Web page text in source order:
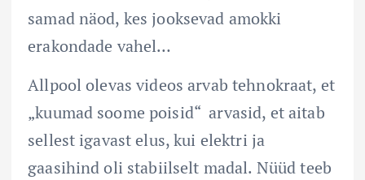
samad näod, kes jooksevad amokki
erakondade vahel…
Allpool olevas videos arvab tehnokraat, et
„kuumad soome poisid“ arvasid, et aitab
sellest igavast elus, kui elektri ja
gaasihind oli stabiilselt madal. Nüüd teeb